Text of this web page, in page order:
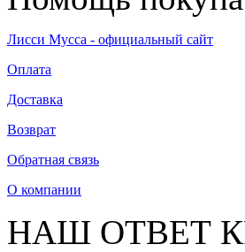
Лисси Мусса - официальный сайт
Оплата
Доставка
Возврат
Обратная связь
О компании
НАШ ОТВЕТ